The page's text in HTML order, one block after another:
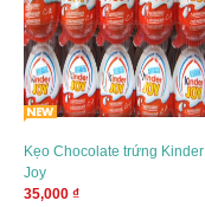
Kẹo Chocolate trứng Kinder
Joy
35,000 ₫